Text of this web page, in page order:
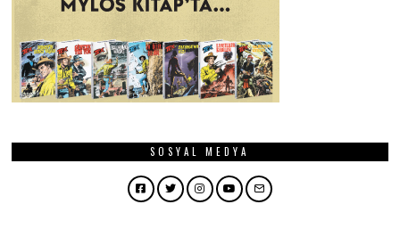
SOSYAL MEDYA
Facebook
TwitterInstagram
YouTubeEmail